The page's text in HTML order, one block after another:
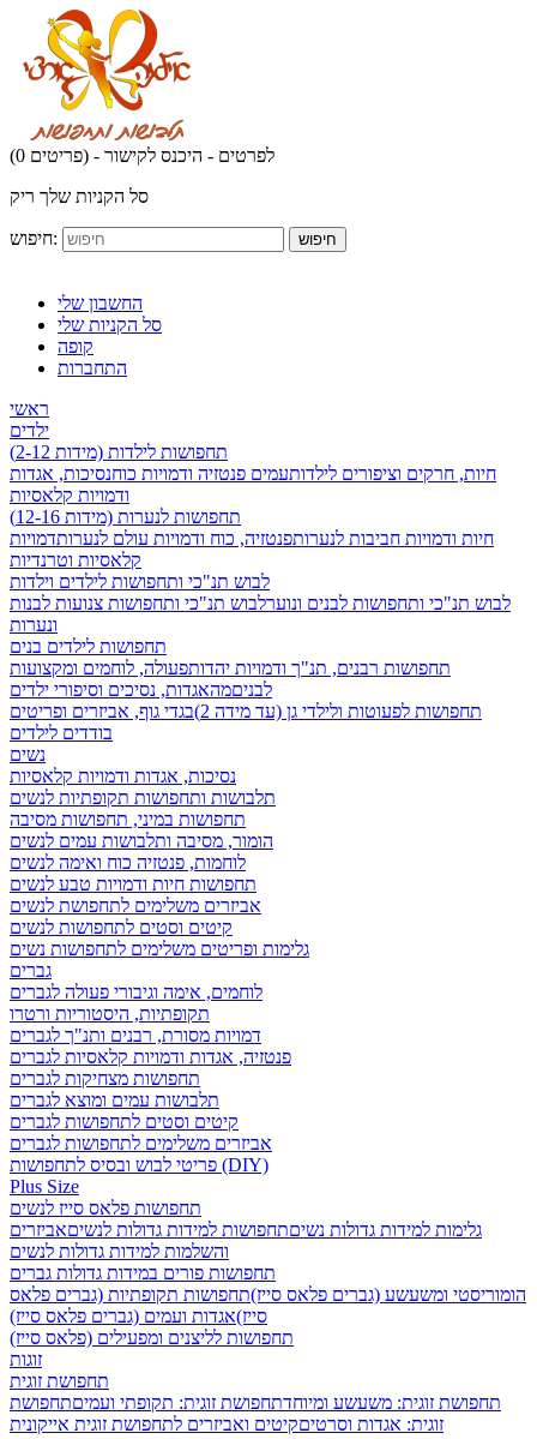
(0 פריטים) - לפרטים - היכנס לקישור
סל הקניות שלך ריק
חיפוש: חיפוש
החשבון שלי
סל הקניות שלי
קופה
התחברות
ראשי
ילדים
תחפושות לילדות (מידות 2-12)
חיות, חרקים וציפורים לילדותעמים פנטזיה ודמויות כוחנסיכות, אגדות
ודמויות קלאסיות
תחפושות לנערות (מידות 12-16)
חיות ודמויות חביבות לנערותפנטזיה, כוח ודמויות עולם לנערותדמויות
קלאסיות וטרנדיות
לבוש תנ"כי ותחפושות לילדים וילדות
לבוש תנ"כי ותחפושות לבנים ונוערלבוש תנ"כי ותחפושות צנועות לבנות
ונערות
תחפושות לילדים בנים
תחפושות רבנים, תנ"ך ודמויות יהדותפעולה, לוחמים ומקצועות
לבניםמהאגדות, נסיכים וסיפורי ילדים
תחפושות לפעוטות ולילדי גן (עד מידה 2)
בגדי גוף, אביזרים ופריטים
בודדים לילדים
נשים
נסיכות, אגדות ודמויות קלאסיות
תלבושות ותחפושות תקופתיות לנשים
תחפושות במיני, תחפושות מסיבה
הומור, מסיבה ותלבושות עמים לנשים
לוחמות, פנטזיה כוח ואימה לנשים
תחפושות חיות ודמויות טבע לנשים
אביזרים משלימים לתחפושת לנשים
קיטים וסטים לתחפושות לנשים
גלימות ופריטים משלימים לתחפושות נשים
גברים
לוחמים, אימה וגיבורי פעולה לגברים
תקופתיות, היסטוריות ורטרו
דמויות מסורת, רבנים ותנ"ך לגברים
פנטזיה, אגדות ודמויות קלאסיות לגברים
תחפושות מצחיקות לגברים
תלבושות עמים ומוצא לגברים
קיטים וסטים לתחפושות לגברים
אביזרים משלימים לתחפושות לגברים
פריטי לבוש ובסיס לתחפושות (DIY)
Plus Size
תחפושות פלאס סייז לנשים
גלימות למידות גדולות נשיםתחפושות למידות גדולות לנשיםאביזרים
והשלמות למידות גדולות לנשים
תחפושות פורים במידות גדולות גברים
הומוריסטי ומשעשע (גברים פלאס סייז)תחפושות תקופתיות (גברים פלאס
סייז)אגדות ועמים (גברים פלאס סייז)
תחפושות לליצנים ומפעילים (פלאס סייז)
זוגות
תחפושת זוגית
תחפושת זוגית: משעשע ומיוחדתחפושת זוגית: תקופתי ועמיםתחפושת
זוגית: אגדות וסרטיםקיטים ואביזרים לתחפושת זוגית אייקונית